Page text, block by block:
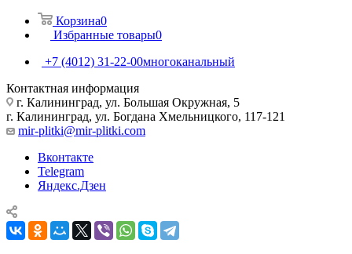
Корзина0
Избранные товары0
+7 (4012) 31-22-00многоканальный
Контактная информация
г. Калининград, ул. Большая Окружная, 5
г. Калининград, ул. Богдана Хмельницкого, 117-121
mir-plitki@mir-plitki.com
Вконтакте
Telegram
Яндекс.Дзен